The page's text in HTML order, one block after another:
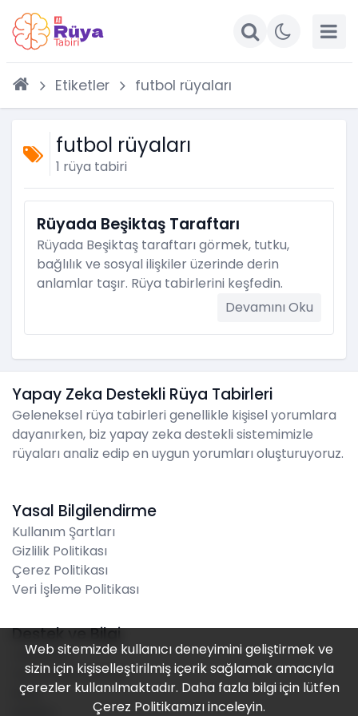
Etiketler futbol rüyaları
futbol rüyaları
1 rüya tabiri
Rüyada Beşiktaş Taraftarı
Rüyada Beşiktaş taraftarı görmek, tutku,
bağlılık ve sosyal ilişkiler üzerinde derin
anlamlar taşır. Rüya tabirlerini keşfedin.
Devamını Oku
Yapay Zeka Destekli Rüya Tabirleri
Geleneksel rüya tabirleri genellikle kişisel yorumlara
dayanırken, biz yapay zeka destekli sistemimizle
rüyaları analiz edip en uygun yorumları oluşturuyoruz.
Yasal Bilgilendirme
Kullanım Şartları
Gizlilik Politikası
Çerez Politikası
Veri İşleme Politikası
Destek ve Bilgi
Hakkında
Sık Sorulan Sorular
Blog
Web sitemizde kullanıcı deneyimini geliştirmek ve
sizin için kişiselleştirilmiş içerik sağlamak amacıyla
çerezler kullanılmaktadır. Daha fazla bilgi için lütfen
Çerez Politikamızıinceleyin.